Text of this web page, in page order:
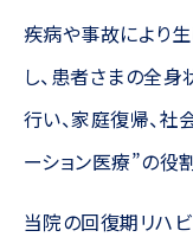
採用情報
疾病や事故により
し、患者さまの全
行い、家庭復帰、社
ーション医療”の役
当院の回復期リハ